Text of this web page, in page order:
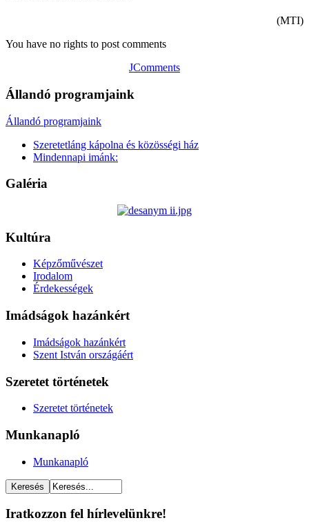
(MTI)
You have no rights to post comments
JComments
Állandó programjaink
Állandó programjaink
Szeretetláng kápolna és közösségi ház
Mindennapi imánk:
Galéria
Kultúra
Képzőművészet
Irodalom
Érdekességek
Imádságok hazánkért
Imádságok hazánkért
Szent István országáért
Szeretet történetek
Szeretet történetek
Munkanapló
Munkanapló
Iratkozzon fel hírlevelünkre!